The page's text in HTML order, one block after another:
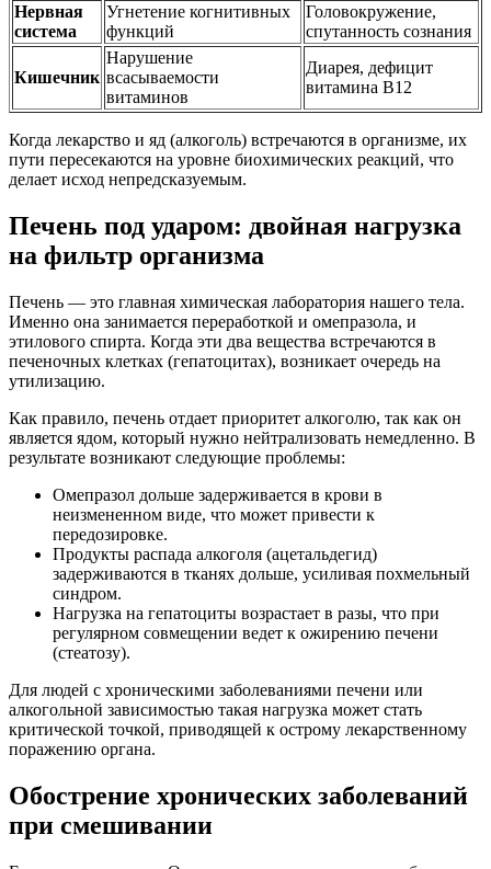
Нервная
система
Угнетение когнитивных
функций
Головокружение,
спутанность сознания
Кишечник
Нарушение
всасываемости
витаминов
Диарея, дефицит
витамина B12
Когда лекарство и яд (алкоголь) встречаются в организме, их
пути пересекаются на уровне биохимических реакций, что
делает исход непредсказуемым.
Печень под ударом: двойная нагрузка
на фильтр организма
Печень — это главная химическая лаборатория нашего тела.
Именно она занимается переработкой и омепразола, и
этилового спирта. Когда эти два вещества встречаются в
печеночных клетках (гепатоцитах), возникает очередь на
утилизацию.
Как правило, печень отдает приоритет алкоголю, так как он
является ядом, который нужно нейтрализовать немедленно. В
результате возникают следующие проблемы:
Омепразол дольше задерживается в крови в
неизмененном виде, что может привести к
передозировке.
Продукты распада алкоголя (ацетальдегид)
задерживаются в тканях дольше, усиливая похмельный
синдром.
Нагрузка на гепатоциты возрастает в разы, что при
регулярном совмещении ведет к ожирению печени
(стеатозу).
Для людей с хроническими заболеваниями печени или
алкогольной зависимостью такая нагрузка может стать
критической точкой, приводящей к острому лекарственному
поражению органа.
Обострение хронических заболеваний
при смешивании